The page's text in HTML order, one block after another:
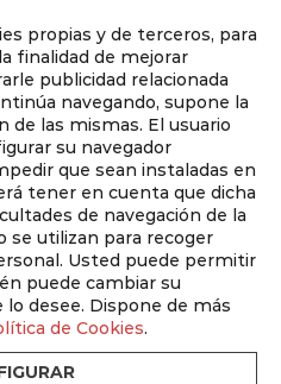
propias y de terceros, para
finalidad de mejorar
publicidad relacionada
navegando, supone la
de las mismas. El usuario
su navegador
que sean instaladas en
tener en cuenta que dicha
de navegación de la
se utilizan para recoger
Usted puede permitir
puede cambiar su
desee. Dispone de más
de Cookies.
Auditado por
ÚNICA:
SEGÚN